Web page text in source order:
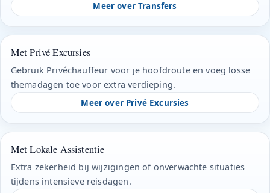
Meer over Transfers
Met Privé Excursies
Gebruik Privéchauffeur voor je hoofdroute en voeg losse
themadagen toe voor extra verdieping.
Meer over Privé Excursies
Met Lokale Assistentie
Extra zekerheid bij wijzigingen of onverwachte situaties
tijdens intensieve reisdagen.